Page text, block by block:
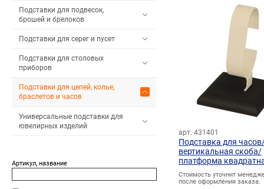
Подставки для подвесок,
брошей и брелоков
Подставки для серег и пусет
Подставки для столовых
приборов
Подставки для цепей, колье,
браслетов и часов
Универсальные подставки для
ювелирных изделий
Артикул, название
арт. 431401
Подставка для
вертикальная скоба/
платформа
Стоимость уточнит
после оформления заказа.